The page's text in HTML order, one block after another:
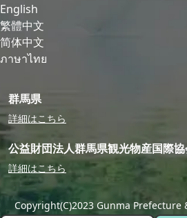
English
繁體中文
简体中文
ภาษาไทย
群馬県
詳細はこちら
公益財団法人群馬県観光物産国際
詳細はこちら
Copyright(C)2023 Gunma Prefecture